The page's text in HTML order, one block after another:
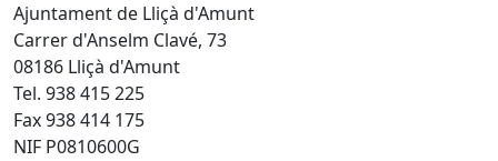
Ajuntament de Lliçà d'Amunt
Carrer d'Anselm Clavé, 73
08186 Lliçà d'Amunt
Tel. 938 415 225
Fax 938 414 175
NIF P0810600G